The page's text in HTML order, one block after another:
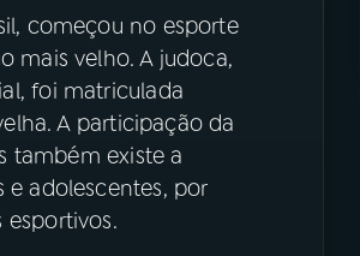
começou no esporte
mais velho. A judoca,
foi matriculada
A participação da
também existe a
e adolescentes, por